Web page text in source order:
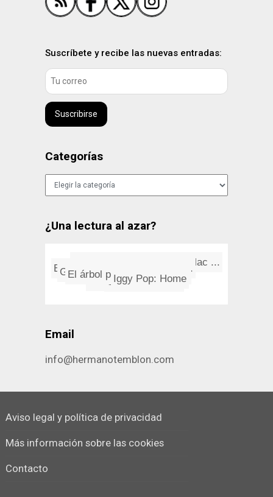
Suscríbete y recibe las nuevas entradas:
Suscribirse
Categorías
Categorías
¿Una lectura al azar?
Nota del D.J
Convertir .flac a .mp3 en Mac ...
El suicidio antes que el fasci...
Gunkanjima, la isla muerta
Matricula indiscreta
Dos ideas
On Raglan Road
CPE 1704 TKS
El árbol perdido del Teneré
Iggy Pop: Home
Email
info@hermanotemblon.com
Aviso legal y política de privacidad
Más información sobre las cookies
Contacto